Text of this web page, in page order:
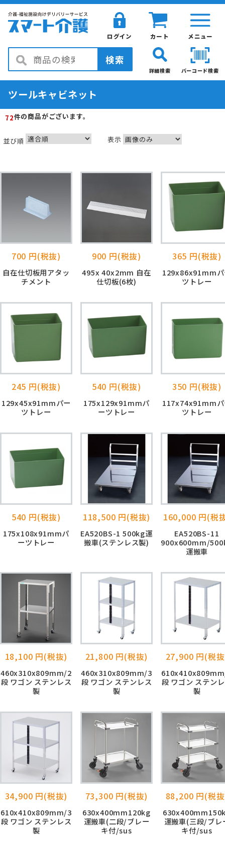
メニュー
カート
ログイン
検索
バーコード検索
詳細検索
ツールキャビネット
72件の商品がございます。
並び順 表示
700 円(税抜)
自在仕切板用アタッ
チメント
900 円(税抜)
495x 40x2mm 自在
仕切板(6枚)
365 円(税抜)
129x86x91mm
ツトレー
245 円(税抜)
129x45x91mmパー
ツトレー
540 円(税抜)
175x129x91mmパ
ーツトレー
350 円(税抜)
117x74x91mm
ツトレー
540 円(税抜)
175x108x91mmパ
ーツトレー
118,500 円(税抜)
EA520BS-1 500kg運
搬車(ステンレス製)
160,000 円(税
EA520BS-11
900x600mm/
運搬車
18,100 円(税抜)
460x310x809mm/2
段 ワゴン ステンレス
製
21,800 円(税抜)
460x310x809mm/3
段 ワゴン ステンレス
製
27,900 円(税
段 ワゴン ステン
製
34,900 円(税抜)
610x410x809mm/3
段 ワゴン ステンレス
製
73,300 円(税抜)
630x400mm120kg
運搬車(二段/ブレー
キ付/sus
88,200 円(税
運搬車(三段/ブレ
キ付/sus